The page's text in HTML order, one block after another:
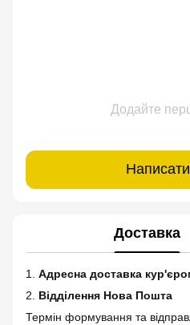
Додайте
Написати
Доставка
1. Адресна доставка
2. Відділення Нова Пошта
Термін формування та